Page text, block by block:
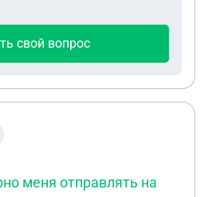
свой вопрос
меня отправлять на